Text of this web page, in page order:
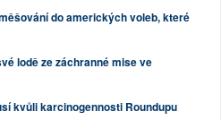
do amerických voleb, které
lodě ze záchranné mise ve
kvůli karcinogennosti Roundupu